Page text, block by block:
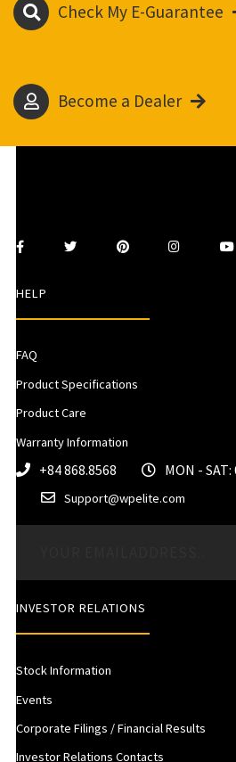
Check My E-Guarantee
Become a Dealer
HELP
FAQ
Product Specifications
Product Care
Warranty Information
+84 868.8568 MON -
Support@wpelite.com
INVESTOR RELATIONS
Stock Information
Events
Corporate Filings / Financial Results
Investor Relations Contacts